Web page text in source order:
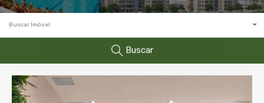
Buscar Imóvel
Buscar